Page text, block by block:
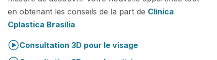
en obtenant les conseils de la part de Clínica
Cplastica Brasília
Consultation 3D pour le visage